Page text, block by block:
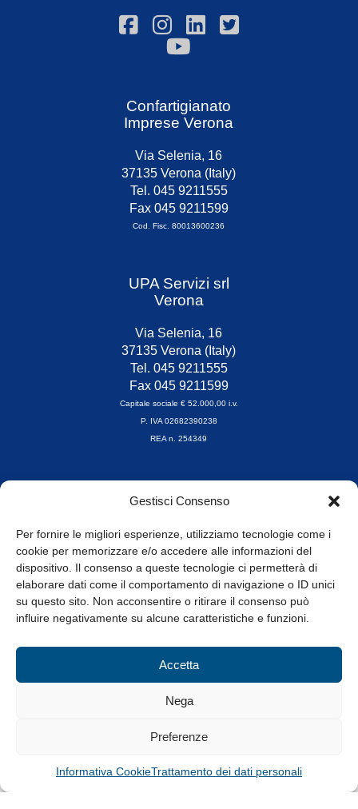
Gestisci Consenso
Per fornire le migliori esperienze, utilizziamo tecnologie come i
cookie per memorizzare e/o accedere alle informazioni del
dispositivo. Il consenso a queste tecnologie ci permetterà di
elaborare dati come il comportamento di navigazione o ID unici
su questo sito. Non acconsentire o ritirare il consenso può
influire negativamente su alcune caratteristiche e funzioni.
Accetta
Nega
Preferenze
Informativa CookieTrattamento dei dati personali
Confartigianato
Imprese Verona
Via Selenia, 16
37135 Verona (Italy)
Tel. 045 9211555
Fax 045 9211599
Cod. Fisc. 80013600236
UPA Servizi srl
Verona
Via Selenia, 16
37135 Verona (Italy)
Tel. 045 9211555
Fax 045 9211599
Capitale sociale € 52.000,00 i.v.
P. IVA 02682390238
REA n. 254349
Orari di apertura
8.30-13.00 / 14.00-17.30
Whistleblowing
© Tutti i diritti riservati
Privacy Policy e Cookie|Informativa Cookie